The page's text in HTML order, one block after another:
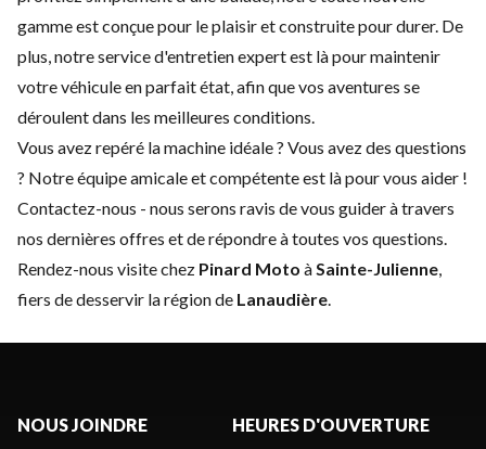
gamme est conçue pour le plaisir et construite pour durer. De
plus, notre service d'entretien expertest là pour maintenir
votre véhicule en parfait état, afin que vos aventures se
déroulent dans les meilleures conditions.
Vous avez repéré la machine idéale ? Vous avez des questions
? Notre équipe amicale et compétente est là pour vous aider !
Contactez-nous - nous serons ravis de vous guider à travers
nos dernières offres et de répondre à toutes vos questions.
Rendez-nous visite chez Pinard Moto àSainte-Julienne,
fiers de desservir la région de Lanaudière.
NOUS JOINDRE HEURES D'OUVERTURE